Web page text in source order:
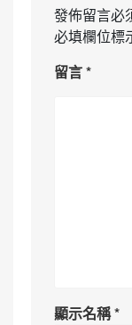
發佈留言必
必填欄位標
留言*
顯示名稱*